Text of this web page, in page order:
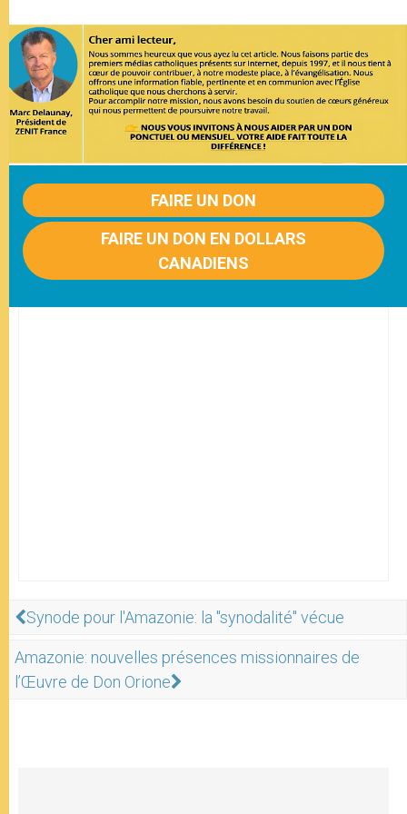
FAIRE UN DON
FAIRE UN DON EN DOLLARS
CANADIENS
Synode pour l'Amazonie: la "synodalité" vécue
Amazonie: nouvelles présences missionnaires de
l’Œuvre de Don Orione